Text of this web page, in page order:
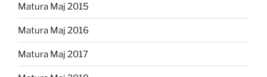
Matura Maj 2015
Matura Maj 2016
Matura Maj 2017